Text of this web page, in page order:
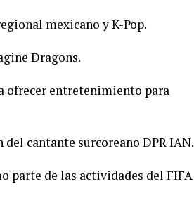
mexicano y K-Pop.
Dragons.
ofrecer entretenimiento para
cantante surcoreano DPR IAN.
parte de las actividades del FIFA